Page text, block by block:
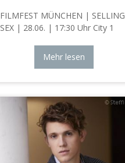
FILMFEST MÜNCHEN | SELLING
SEX | 28.06. | 17:30 Uhr City 1
Mehr lesen